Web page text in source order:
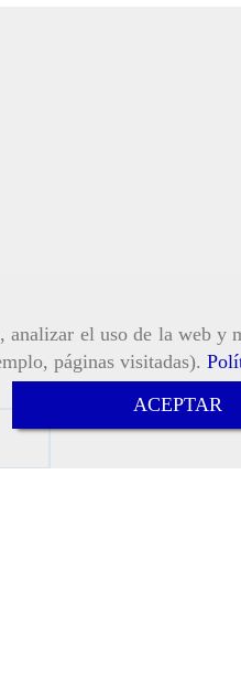
el uso de la web y
páginas visitadas).
ACEPTAR